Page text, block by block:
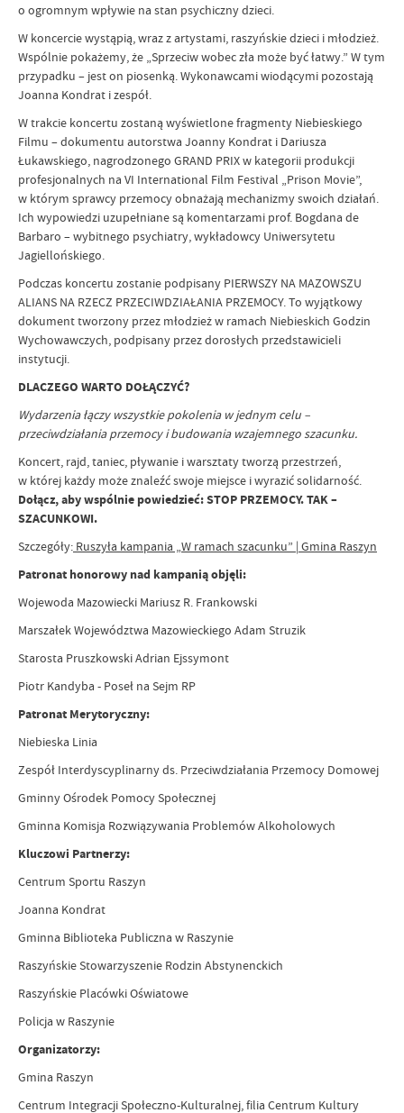
o ogromnym wpływie na stan psychiczny dzieci.
W koncercie wystąpią, wraz z artystami, raszyńskie dzieci i młodzież.
Wspólnie pokażemy, że „Sprzeciw wobec zła może być łatwy.” W tym
przypadku – jest on piosenką. Wykonawcami wiodącymi pozostają
Joanna Kondrat i zespół.
W trakcie koncertu zostaną wyświetlone fragmenty Niebieskiego
Filmu – dokumentu autorstwa Joanny Kondrat i Dariusza
Łukawskiego, nagrodzonego GRAND PRIX w kategorii produkcji
profesjonalnych na VI International Film Festival „Prison Movie”,
w którym sprawcy przemocy obnażają mechanizmy swoich działań.
Ich wypowiedzi uzupełniane są komentarzami prof. Bogdana de
Barbaro – wybitnego psychiatry, wykładowcy Uniwersytetu
Jagiellońskiego.
Podczas koncertu zostanie podpisany PIERWSZY NA MAZOWSZU
ALIANS NA RZECZ PRZECIWDZIAŁANIA PRZEMOCY. To wyjątkowy
dokument tworzony przez młodzież w ramach Niebieskich Godzin
Wychowawczych, podpisany przez dorosłych przedstawicieli
instytucji.
DLACZEGO WARTO DOŁĄCZYĆ?
Wydarzenia łączy wszystkie pokolenia w jednym celu –
przeciwdziałania przemocy i budowania wzajemnego szacunku.
Koncert, rajd, taniec, pływanie i warsztaty tworzą przestrzeń,
w której każdy może znaleźć swoje miejsce i wyrazić solidarność.
Dołącz, aby wspólnie powiedzieć: STOP PRZEMOCY. TAK –
SZACUNKOWI.
Szczegóły: Ruszyła kampania „W ramach szacunku” | Gmina Raszyn
Patronat honorowy nad kampanią objęli:
Wojewoda Mazowiecki Mariusz R. Frankowski
Marszałek Województwa Mazowieckiego Adam Struzik
Starosta Pruszkowski Adrian Ejssymont
Piotr Kandyba - Poseł na Sejm RP
Patronat Merytoryczny:
Niebieska Linia
Zespół Interdyscyplinarny ds. Przeciwdziałania Przemocy Domowej
Gminny Ośrodek Pomocy Społecznej
Gminna Komisja Rozwiązywania Problemów Alkoholowych
Kluczowi Partnerzy:
Centrum Sportu Raszyn
Joanna Kondrat
Gminna Biblioteka Publiczna w Raszynie
Raszyńskie Stowarzyszenie Rodzin Abstynenckich
Raszyńskie Placówki Oświatowe
Policja w Raszynie
Organizatorzy:
Gmina Raszyn
Centrum Integracji Społeczno-Kulturalnej, filia Centrum Kultury